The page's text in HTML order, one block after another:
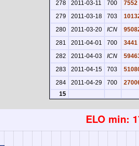
278
2011-03-11 700
7552
279
2011-03-18 703
280
2011-03-20 ICN
281
2011-04-01 700
3441
282
2011-04-03 ICN
283
2011-04-15 703
284
2011-04-29 700
15